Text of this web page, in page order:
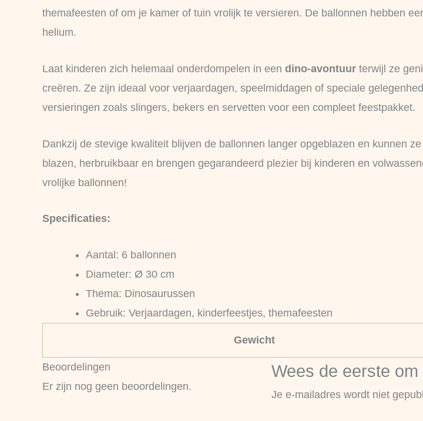
themafeesten of om je kamer of tuin vrolijk te versieren. De ballonnen hebben
helium.
Laat kinderen zich helemaal onderdompelen in een dino-avontuur terwijl ze
creëren. Ze zijn ideaal voor verjaardagen, speelmiddagen of speciale
versieringen zoals slingers, bekers en servetten voor een compleet feestpakket.
Dankzij de stevige kwaliteit blijven de ballonnen langer opgeblazen en kunnen
blazen, herbruikbaar en brengen gegarandeerd plezier bij kinderen en
vrolijke ballonnen!
Specificaties:
Aantal: 6 ballonnen
Diameter: Ø 30 cm
Thema: Dinosaurussen
Gebruik: Verjaardagen, kinderfeestjes, themafeesten
Gewicht
Beoordelingen
Er zijn nog geen beoordelingen.
Wees de eerste om
Je e-mailadres wordt niet